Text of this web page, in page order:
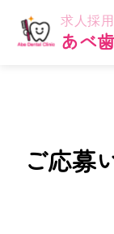
求人採
あべ
ご応募